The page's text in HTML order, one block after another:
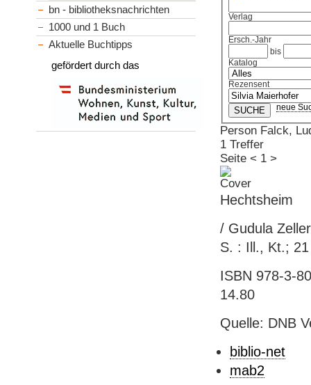
Verlag
Ersch.-Jahr
bis
Katalog
Rezensent
neue
Person Falck,
1 Treffer
Seite < 1 >
Hechtsheim
/ Gudula
S. : Ill., Kt.;
ISBN 978-3-
14.80
Quelle: DNB
biblio-net
mab2
bn - bibliotheksnachrichten
1000 und 1 Buch
Aktuelle Buchtipps
gefördert durch das